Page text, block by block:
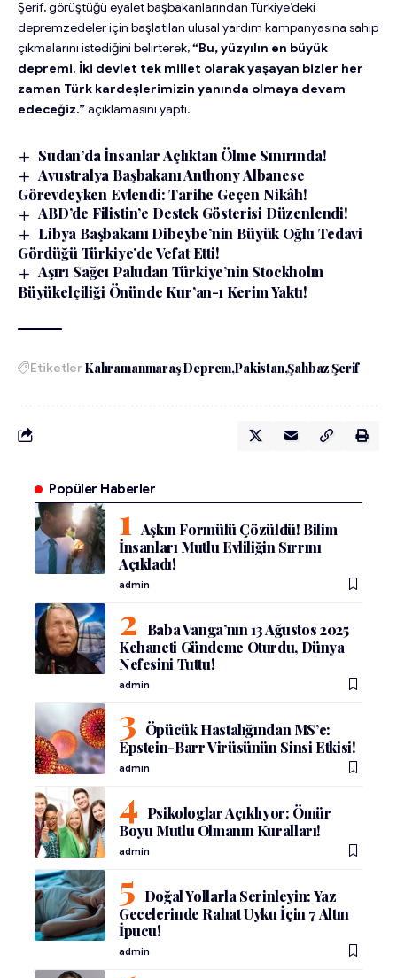
Şerif, görüştüğü eyalet başbakanlarından Türkiye’deki
depremzedeler için başlatılan ulusal yardım kampanyasına sahip
çıkmalarını istediğini belirterek,“Bu, yüzyılın en büyük
depremi. İki devlet tek millet olarak yaşayan bizler her
zaman Türk kardeşlerimizin yanında olmaya devam
edeceğiz.”açıklamasını yaptı.
Sudan’da İnsanlar Açlıktan Ölme Sınırında!
Avustralya Başbakanı Anthony Albanese
Görevdeyken Evlendi: Tarihe Geçen Nikâh!
ABD’de Filistin’e Destek Gösterisi Düzenlendi!
Libya Başbakanı Dibeybe’nin Büyük Oğlu Tedavi
Gördüğü Türkiye’de Vefat Etti!
Aşırı Sağcı Paludan Türkiye’nin Stockholm
Büyükelçiliği Önünde Kur’an-ı Kerim Yaktı!
EtiketlerKahramanmaraş Deprem Pakistan Şahbaz Şerif
Popüler Haberler
Aşkın Formülü Çözüldü! Bilim
İnsanları Mutlu Evliliğin Sırrını
Açıkladı!
admin
Baba Vanga’nın 13 Ağustos 2025
Kehaneti Gündeme Oturdu, Dünya
Nefesini Tuttu!
admin
Öpücük Hastalığından MS’e:
Epstein-Barr Virüsünün Sinsi Etkisi!
admin
Psikologlar Açıklıyor: Ömür
Boyu Mutlu Olmanın Kuralları!
admin
Doğal Yollarla Serinleyin: Yaz
Gecelerinde Rahat Uyku İçin 7 Altın
İpucu!
admin